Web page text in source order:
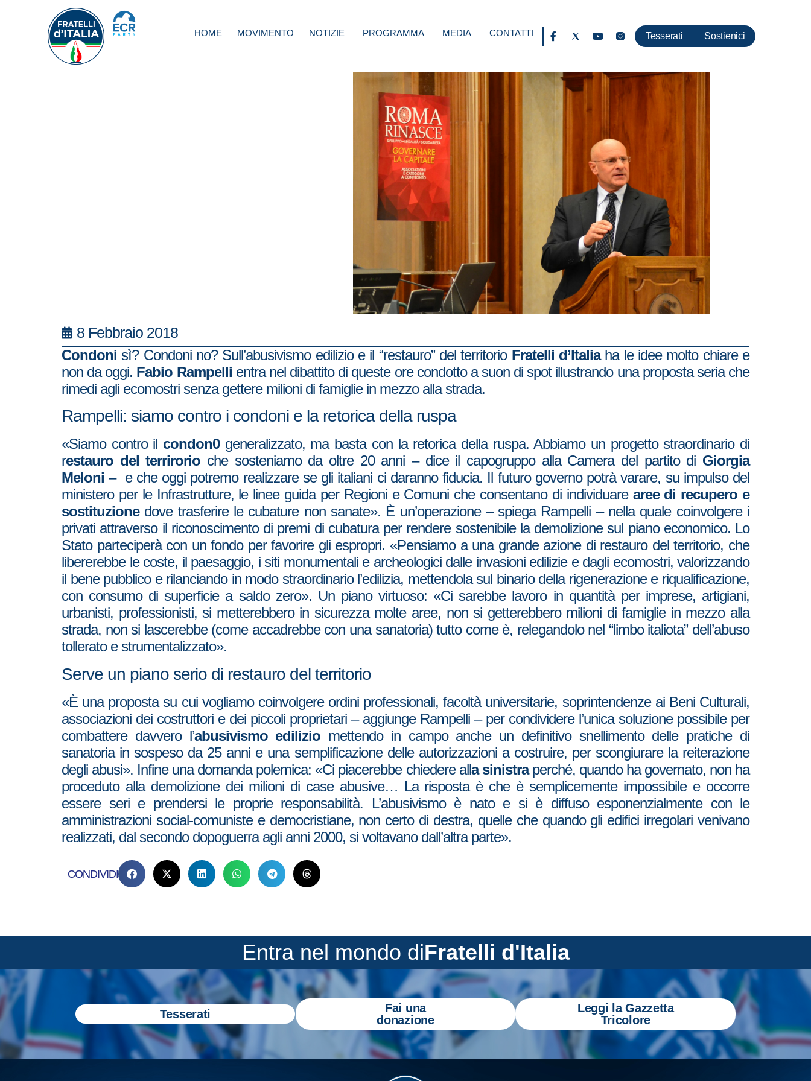
HOME MOVIMENTO NOTIZIE PROGRAMMA MEDIA CONTATTI Tesserati Sostienici
8 Febbraio 2018
Condoni sì? Condoni no? Sull’abusivismo edilizio e il “restauro” del territorio Fratelli d’Italiaha le idee molto chiare e
non da oggi. Fabio Rampelli entra nel dibattito di queste ore condotto a suon di spot illustrando una proposta seria che
rimedi agli ecomostri senza gettere milioni di famiglie in mezzo alla strada.
Rampelli: siamo contro i condoni e la retorica della ruspa
«Siamo contro il condon0generalizzato, ma basta con la retorica della ruspa. Abbiamo un progetto straordinario di
restauro del terrirorio che sosteniamo da oltre 20 anni – dice il capogruppo alla Camera del partito di Giorgia
Meloni – e che oggi potremo realizzare se gli italiani ci daranno fiducia. Il futuro governo potrà varare, su impulso del
ministero per le Infrastrutture, le linee guida per Regioni e Comuni che consentano di individuare aree di recupero e
sostituzionedove trasferire le cubature non sanate». È un’operazione – spiega Rampelli – nella quale coinvolgere i
privati attraverso il riconoscimento di premi di cubatura per rendere sostenibile la demolizione sul piano economico. Lo
Stato parteciperà con un fondo per favorire gli espropri. «Pensiamo a una grande azione di restauro del territorio, che
libererebbe le coste, il paesaggio, i siti monumentali e archeologici dalle invasioni edilizie e dagli ecomostri, valorizzando
il bene pubblico e rilanciando in modo straordinario l’edilizia, mettendola sul binario della rigenerazione e riqualificazione,
con consumo di superficie a saldo zero». Un piano virtuoso: «Ci sarebbe lavoro in quantità per imprese, artigiani,
urbanisti, professionisti, si metterebbero in sicurezza molte aree, non si getterebbero milioni di famiglie in mezzo alla
strada, non si lascerebbe (come accadrebbe con una sanatoria) tutto come è, relegandolo nel “limbo italiota” dell’abuso
tollerato e strumentalizzato».
Serve un piano serio di restauro del territorio
«È una proposta su cui vogliamo coinvolgere ordini professionali, facoltà universitarie, soprintendenze ai Beni Culturali,
associazioni dei costruttori e dei piccoli proprietari – aggiunge Rampelli – per condividere l’unica soluzione possibile per
combattere davvero l’abusivismo edilizio mettendo in campo anche un definitivo snellimento delle pratiche di
sanatoria in sospeso da 25 anni e una semplificazione delle autorizzazioni a costruire, per scongiurare la reiterazione
degli abusi». Infine una domanda polemica: «Ci piacerebbe chiedere alla sinistraperché, quando ha governato, non ha
proceduto alla demolizione dei milioni di case abusive… La risposta è che è semplicemente impossibile e occorre
essere seri e prendersi le proprie responsabilità. L’abusivismo è nato e si è diffuso esponenzialmente con le
amministrazioni social-comuniste e democristiane, non certo di destra, quelle che quando gli edifici irregolari venivano
realizzati, dal secondo dopoguerra agli anni 2000, si voltavano dall’altra parte».
CONDIVIDI
Entra nel mondo diFratelli d'Italia
Tesserati
Fai una
donazione
Leggi la Gazzetta
Tricolore